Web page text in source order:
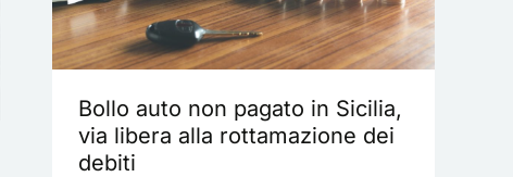
Bollo auto non pagato in Sicilia,
via libera alla rottamazione dei
debiti